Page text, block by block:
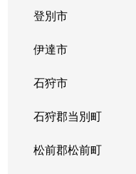
登別市
伊達市
石狩市
石狩郡当別町
松前郡松前町